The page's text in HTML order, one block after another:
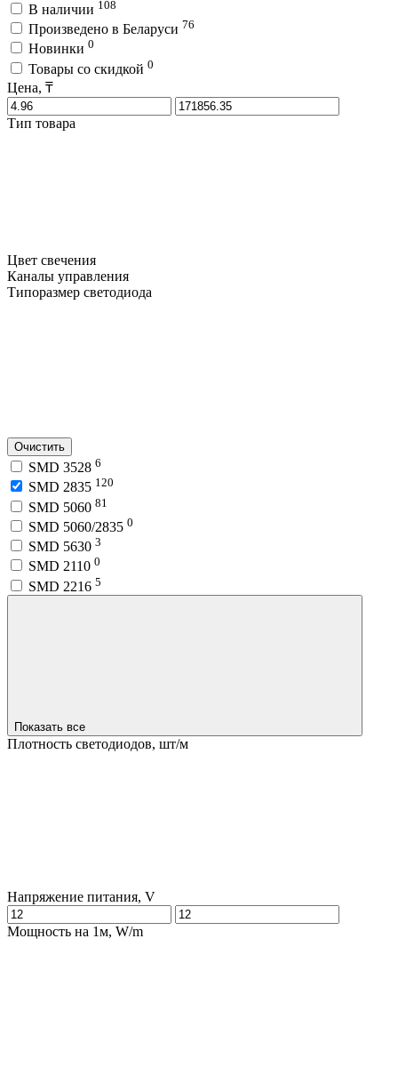
В наличии 108
Произведено в Беларуси 76
Новинки 0
Товары со скидкой 0
Цена, ₸
Тип товара
Цвет свечения
Каналы управления
Типоразмер светодиода
Очистить
SMD 3528 6
SMD 2835 120
SMD 5060 81
SMD 5060/2835 0
SMD 5630 3
SMD 2110 0
SMD 2216 5
Показать все
Плотность светодиодов, шт/м
Напряжение питания, V
Мощность на 1м, W/m